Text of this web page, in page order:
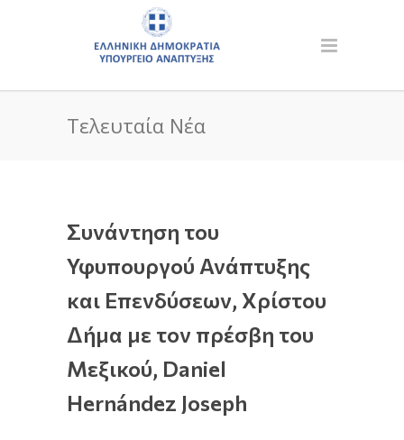
Τελευταία Νέα
Συνάντηση του
Υφυπουργού Ανάπτυξης
και Επενδύσεων, Χρίστου
Δήμα με τον πρέσβη του
Μεξικού, Daniel
Hernández Joseph